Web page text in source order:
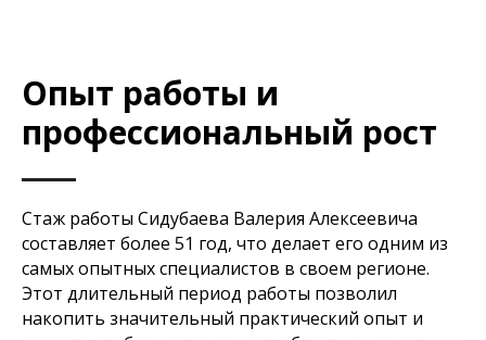
Опыт работы и
профессиональный рост
Стаж работы Сидубаева Валерия Алексеевича
составляет более 51 год, что делает его одним из
самых опытных специалистов в своем регионе.
Этот длительный период работы позволил
накопить значительный практический опыт и